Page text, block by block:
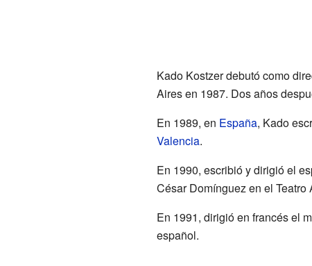
Kado Kostzer debutó como
Aires en 1987. Dos años
En 1989, en España, Kado
Valencia.
En 1990, escribió y dirigió el
César Domínguez en el Teatro
En 1991, dirigió en francés el
español.